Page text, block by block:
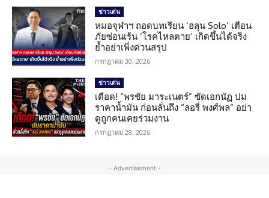
ข่าวเด่น
หมอจุฬาฯ ถอดบทเรียน ‘ฮลุน Solo’ เตือน
ภัยซ่อนเร้น ‘โรคไหลตาย’ เกิดขึ้นได้จริง
ย้ำอย่าเพิ่งด่วนสรุป
กรกฎาคม 30, 2026
ข่าวเด่น
เดือด! “พรชัย มาระเนตร์” ซัดเอกนัฏ ปม
ราคาน้ำมัน ก่อนลั่นถึง “ลอรี่ พงศ์พล” อย่า
ดูถูกคนเคยร่วมงาน
กรกฎาคม 28, 2026
- Advertisement -